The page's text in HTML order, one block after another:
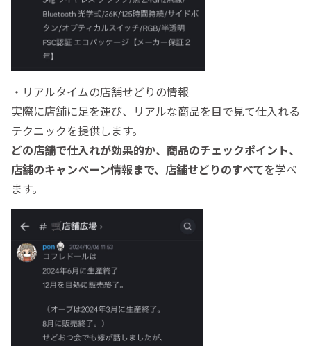
・リアルタイムの店舗せどりの情報
実際に店舗に足を運び、リアルな商品を目で見て仕入れる
テクニックを提供します。
どの店舗で仕入れが効果的か、商品のチェックポイント、
店舗のキャンペーン情報まで、店舗せどりのすべてを学べ
ます。